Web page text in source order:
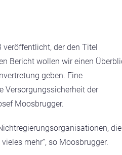
der den Titel
Bericht wollen wir einen
geben. Eine
Versorgungssicherheit der
Moosbrugger.
die
mehr“, so Moosbrugger.